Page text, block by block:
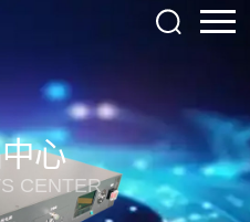
心
CENTER